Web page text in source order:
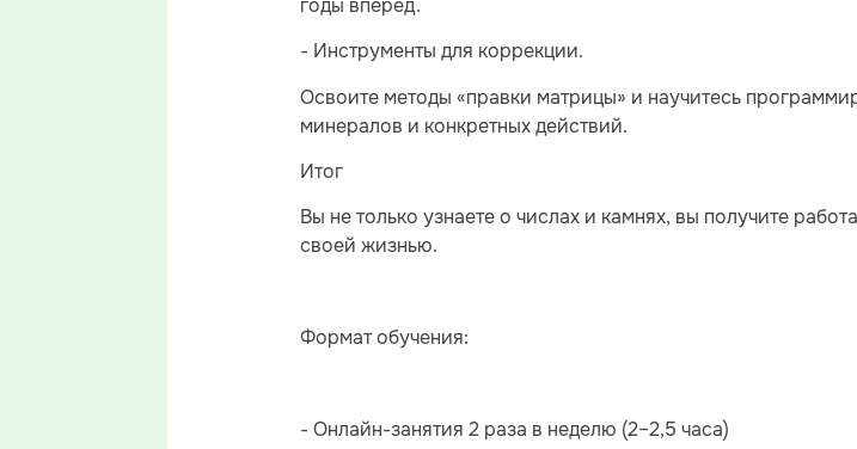
годы вперед.
- Инструменты для коррекции.
Освоите методы «правки матрицы» и научитесь
минералов и конкретных действий.
Итог
Вы не только узнаете о числах и камнях, вы получите
своей жизнью.
Формат обучения:
- Онлайн-занятия 2 раза в неделю (2–2,5 часа)